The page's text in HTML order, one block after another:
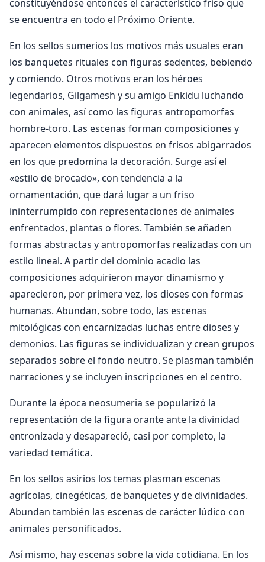
constituyéndose entonces el característico friso que
se encuentra en todo el Próximo Oriente.
En los sellos sumerios los motivos más usuales eran
los banquetes rituales con figuras sedentes, bebiendo
y comiendo. Otros motivos eran los héroes
legendarios, Gilgamesh y su amigo Enkidu luchando
con animales, así como las figuras antropomorfas
hombre-toro. Las escenas forman composiciones y
aparecen elementos dispuestos en frisos abigarrados
en los que predomina la decoración. Surge así el
«estilo de brocado», con tendencia a la
ornamentación, que dará lugar a un friso
ininterrumpido con representaciones de animales
enfrentados, plantas o flores. También se añaden
formas abstractas y antropomorfas realizadas con un
estilo lineal. A partir del dominio acadio las
composiciones adquirieron mayor dinamismo y
aparecieron, por primera vez, los dioses con formas
humanas. Abundan, sobre todo, las escenas
mitológicas con encarnizadas luchas entre dioses y
demonios. Las figuras se individualizan y crean grupos
separados sobre el fondo neutro. Se plasman también
narraciones y se incluyen inscripciones en el centro.
Durante la época neosumeria se popularizó la
representación de la figura orante ante la divinidad
entronizada y desapareció, casi por completo, la
variedad temática.
En los sellos asirios los temas plasman escenas
agrícolas, cinegéticas, de banquetes y de divinidades.
Abundan también las escenas de carácter lúdico con
animales personificados.
Así mismo, hay escenas sobre la vida cotidiana. En los